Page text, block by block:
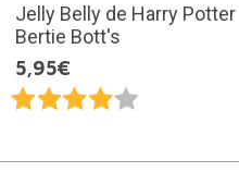
Jelly Belly de Harry Potter
Bertie Bott's
5,95€